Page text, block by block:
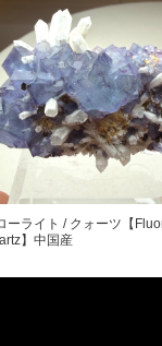
ーライト / クォーツ【
】中国産